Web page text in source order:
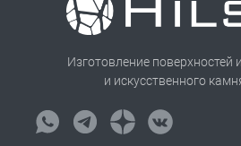
Изготовление поверхностей
и искусственного